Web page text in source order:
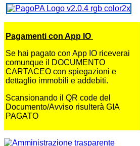
Pagamenti con App IO
Se hai pagato con App IO riceverai
comunque il DOCUMENTO
CARTACEO con spiegazioni e
dettaglio immobili e addebiti.
Scansionando il QR code del
Documento/Avviso risulterà GIA
PAGATO